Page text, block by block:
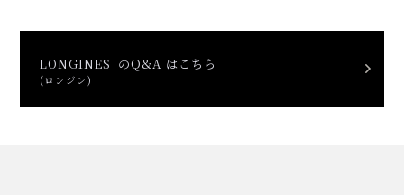
LONGINES のQ&A はこちら
(ロンジン)